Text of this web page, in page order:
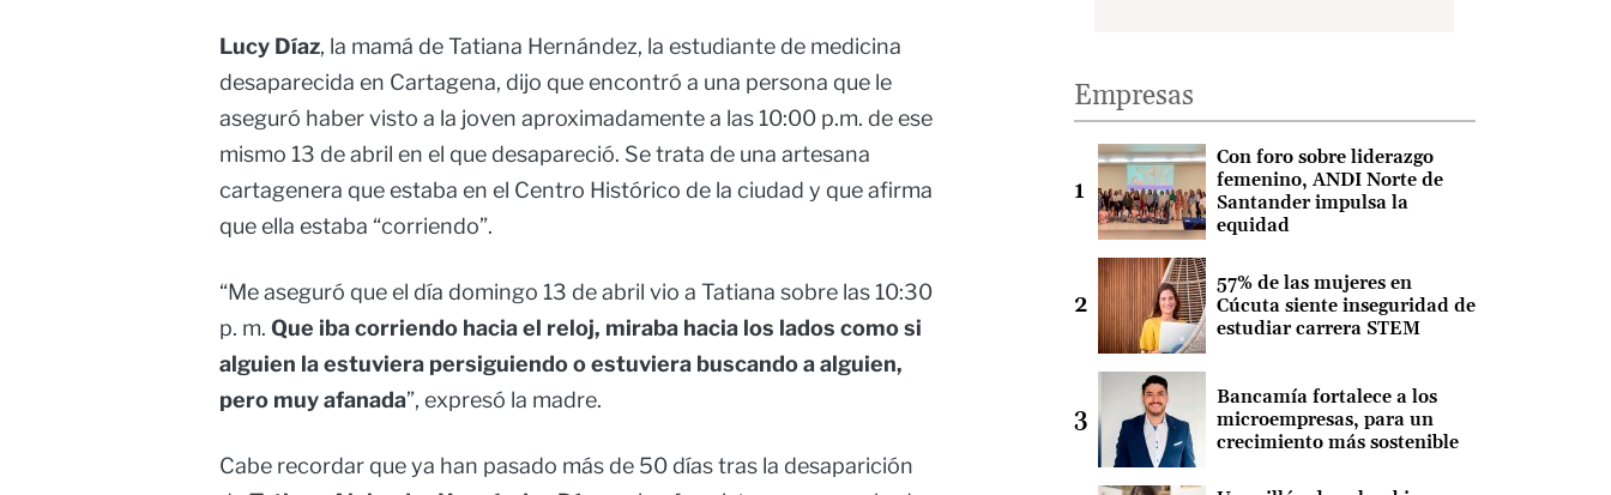
Lucy Díaz, la mamá de Tatiana Hernández, la estudiante de medicina
desaparecida en Cartagena, dijo que encontró a una persona que le
aseguró haber visto a la joven aproximadamente a las 10:00 p.m. de ese
mismo 13 de abril en el que desapareció. Se trata de una artesana
cartagenera que estaba en el Centro Histórico de la ciudad y que afirma
que ella estaba “corriendo”.
“Me aseguró que el día domingo 13 de abril vio a Tatiana sobre las 10:30
p. m. Que iba corriendo hacia el reloj, miraba hacia los lados como si
alguien la estuviera persiguiendo o estuviera buscando a alguien,
pero muy afanada”, expresó la madre.
Cabe recordar que ya han pasado más de 50 días tras la desaparición
Empresas
Con foro sobre liderazgo
femenino, ANDI Norte de
Santander impulsa la
equidad
57% de las mujeres en
Cúcuta siente inseguridad de
estudiar carrera STEM
Bancamía fortalece a los
microempresas, para un
crecimiento más sostenible